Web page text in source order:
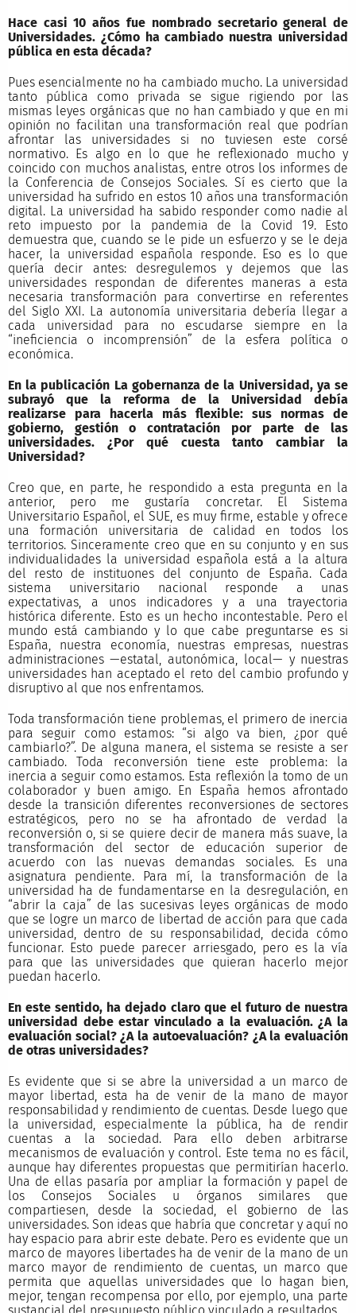
Hace casi 10 años fue nombrado secretario general de
Universidades. ¿Cómo ha cambiado nuestra universidad
pública en esta década?
Pues esencialmente no ha cambiado mucho. La universidad
tanto pública como privada se sigue rigiendo por las
mismas leyes orgánicas que no han cambiado y que en mi
opinión no facilitan una transformación real que podrían
afrontar las universidades si no tuviesen este corsé
normativo. Es algo en lo que he reflexionado mucho y
coincido con muchos analistas, entre otros los informes de
la Conferencia de Consejos Sociales. Sí es cierto que la
universidad ha sufrido en estos 10 años una transformación
digital. La universidad ha sabido responder como nadie al
reto impuesto por la pandemia de la Covid 19. Esto
demuestra que, cuando se le pide un esfuerzo y se le deja
hacer, la universidad española responde. Eso es lo que
quería decir antes: desregulemos y dejemos que las
universidades respondan de diferentes maneras a esta
necesaria transformación para convertirse en referentes
del Siglo XXI. La autonomía universitaria debería llegar a
cada universidad para no escudarse siempre en la
“ineficiencia o incomprensión” de la esfera política o
económica.
En la publicación La gobernanza de la Universidad, ya se
subrayó que la reforma de la Universidad debía
realizarse para hacerla más flexible: sus normas de
gobierno, gestión o contratación por parte de las
universidades. ¿Por qué cuesta tanto cambiar la
Universidad?
Creo que, en parte, he respondido a esta pregunta en la
anterior, pero me gustaría concretar. El Sistema
Universitario Español, el SUE, es muy firme, estable y ofrece
una formación universitaria de calidad en todos los
territorios. Sinceramente creo que en su conjunto y en sus
individualidades la universidad española está a la altura
del resto de instituones del conjunto de España. Cada
sistema universitario nacional responde a unas
expectativas, a unos indicadores y a una trayectoria
histórica diferente. Esto es un hecho incontestable. Pero el
mundo está cambiando y lo que cabe preguntarse es si
España, nuestra economía, nuestras empresas, nuestras
administraciones —estatal, autonómica, local— y nuestras
universidades han aceptado el reto del cambio profundo y
disruptivo al que nos enfrentamos.
Toda transformación tiene problemas, el primero de inercia
para seguir como estamos: “si algo va bien, ¿por qué
cambiarlo?”. De alguna manera, el sistema se resiste a ser
cambiado. Toda reconversión tiene este problema: la
inercia a seguir como estamos. Esta reflexión la tomo de un
colaborador y buen amigo. En España hemos afrontado
desde la transición diferentes reconversiones de sectores
estratégicos, pero no se ha afrontado de verdad la
reconversión o, si se quiere decir de manera más suave, la
transformación del sector de educación superior de
acuerdo con las nuevas demandas sociales. Es una
asignatura pendiente. Para mí, la transformación de la
universidad ha de fundamentarse en la desregulación, en
“abrir la caja” de las sucesivas leyes orgánicas de modo
que se logre un marco de libertad de acción para que cada
universidad, dentro de su responsabilidad, decida cómo
funcionar. Esto puede parecer arriesgado, pero es la vía
para que las universidades que quieran hacerlo mejor
puedan hacerlo.
En este sentido, ha dejado claro que el futuro de nuestra
universidad debe estar vinculado a la evaluación. ¿A la
evaluación social? ¿A la autoevaluación? ¿A la evaluación
de otras universidades?
Es evidente que si se abre la universidad a un marco de
mayor libertad, esta ha de venir de la mano de mayor
responsabilidad y rendimiento de cuentas. Desde luego que
la universidad, especialmente la pública, ha de rendir
cuentas a la sociedad. Para ello deben arbitrarse
mecanismos de evaluación y control. Este tema no es fácil,
aunque hay diferentes propuestas que permitirían hacerlo.
Una de ellas pasaría por ampliar la formación y papel de
los Consejos Sociales u órganos similares que
compartiesen, desde la sociedad, el gobierno de las
universidades. Son ideas que habría que concretar y aquí no
hay espacio para abrir este debate. Pero es evidente que un
marco de mayores libertades ha de venir de la mano de un
marco mayor de rendimiento de cuentas, un marco que
permita que aquellas universidades que lo hagan bien,
mejor, tengan recompensa por ello, por ejemplo, una parte